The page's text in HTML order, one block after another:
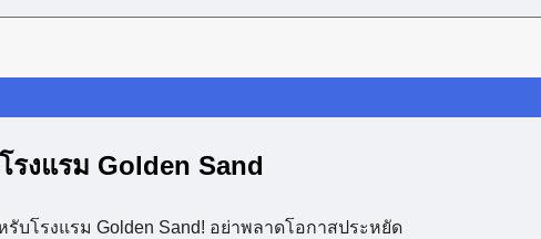
รงแรม Golden Sand
บโรงแรม Golden Sand! อย่าพลาดโอกาสประหยัด